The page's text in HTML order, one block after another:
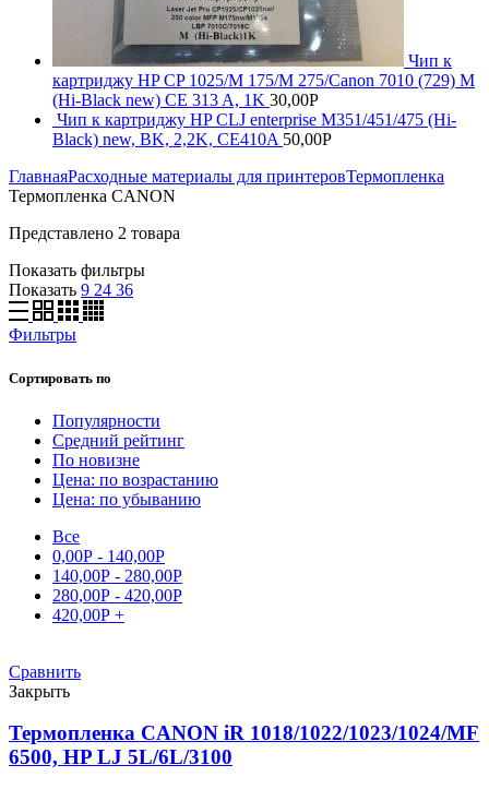
Чип к
картриджу HP CP 1025/M 175/M 275/Canon 7010 (729) M
(Hi-Black new) CE 313 A, 1K 30,00Р
Чип к картриджу HP CLJ enterprise M351/451/475 (Hi-
Black) new, BK, 2,2K, CE410A 50,00Р
ГлавнаяРасходные материалы для принтеровТермопленка
Термопленка CANON
Представлено 2 товара
Показать фильтры
Показать 9 24 36
Фильтры
Сортировать по
Популярности
Средний рейтинг
По новизне
Цена: по возрастанию
Цена: по убыванию
Все
0,00Р - 140,00Р
140,00Р - 280,00Р
280,00Р - 420,00Р
420,00Р +
Сравнить
Закрыть
Термопленка CANON iR 1018/1022/1023/1024/MF
6500, HP LJ 5L/6L/3100